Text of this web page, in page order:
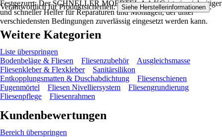
Festgezurrt: Der SCHNELLER MOERTEL A 1 KG ist ein vielseitiger
und schneller Helfer für Reparaturen und Montagen, der unter
verschiedensten Bedingungen zuverlässig eingesetzt werden kann.
Verantwortlich für Produktsicherheit: Siehe Herstellerinformationen .
Weitere Kategorien
Liste überspringen
Bodenbeläge & Fliesen
Fliesenzubehör
Ausgleichsmasse
Fliesenkleber & Flexkleber
Sanitärsilikon
Entkopplungsmatten & Duschabdichtung
Fliesenschienen
Fugenmörtel
Fliesen Nivelliersystem
Fliesengrundierung
Fliesenpflege
Fliesenrahmen
Kundenbewertungen
Bereich überspringen